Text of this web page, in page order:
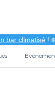
bar climatisé!